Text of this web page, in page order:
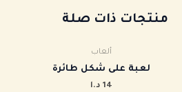
منتجات ذات صلة
ألعاب
لعبة على شكل طائرة
14 د.ا